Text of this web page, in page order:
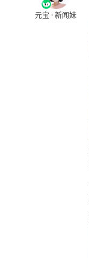
元宝 · 新闻妹